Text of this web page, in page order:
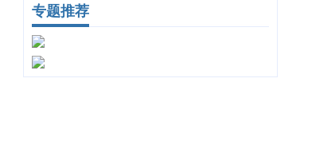
专题推荐